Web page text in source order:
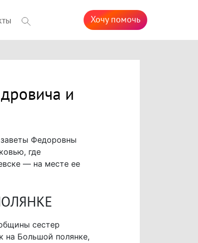
Хочу помочь
и
Федоровны
где
— на месте ее
сестер
на Большой полянке,